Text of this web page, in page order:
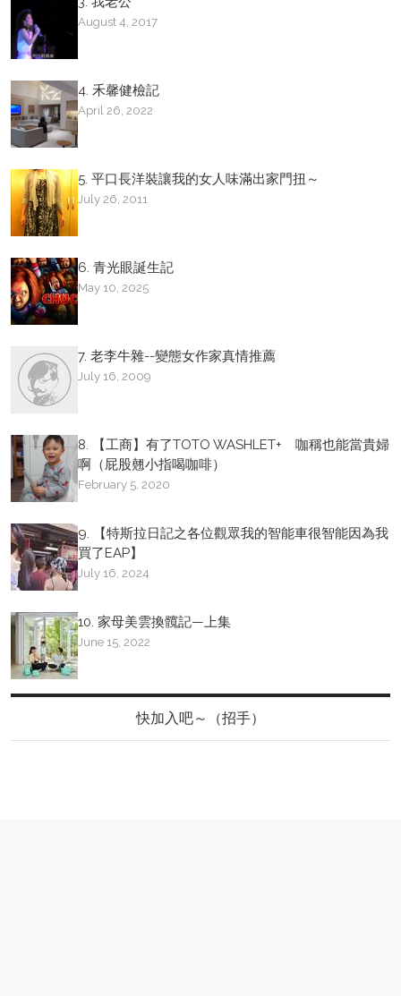
August 4, 2017
4. 禾馨健檢記
April 26, 2022
5. 平口長洋裝讓我的女人味滿出家門扭～
July 26, 2011
6. 青光眼誕生記
May 10, 2025
7. 老李牛雜--變態女作家真情推薦
July 16, 2009
8. 【工商】有了TOTO WASHLET+ 咖稱也能當貴婦
啊（屁股翹小指喝咖啡）
February 5, 2020
9. 【特斯拉日記之各位觀眾我的智能車很智能因為我
買了EAP】
July 16, 2024
10. 家母美雲換髖記—上集
June 15, 2022
快加入吧～（招手）